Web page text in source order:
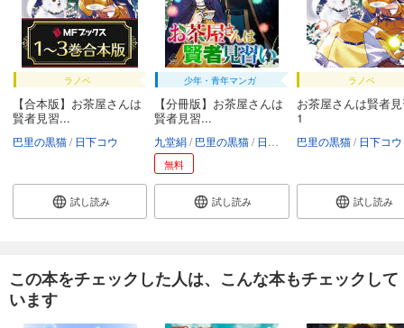
ラノベ
【合本版】お茶屋さんは
賢者見習...
巴里の黒猫 日下コウ
試し読み
少年・青年マンガ
【分冊版】お茶屋さんは
賢者見習...
九堂絹 巴里の黒猫 日下コウ
無料
試し読み
ラノベ
お茶屋さんは賢者
1
巴里の黒猫 日下コウ
試し読み
この本をチェックした人は、こんな本もチェックして
います